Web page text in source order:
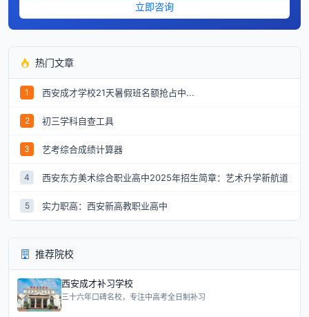
立即咨询
热门文章
1 西安成才学校21天暑假班名额抢占中...
2 初三学科自查工具
3 艺考综合成绩计算器
4 西安东方美术综合职业高中2025年招生简章：艺术升学新航道
5 实力职高：西安新高教职业高中
推荐院校
西安成才补习学校
三十六年口碑名校，专注中高考全日制补习